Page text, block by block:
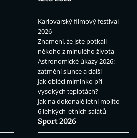
Karlovarský filmový festival
2026
Znamení, že jste potkali
někoho z minulého života
Astronomické úkazy 2026:
zatmění slunce a další
Jak obléci miminko při
vysokých teplotách?
Jak na dokonalé letní mojito
6 lehkých letních salátů
Sport 2026